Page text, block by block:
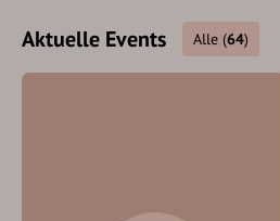
Aktuelle Events Alle (64)